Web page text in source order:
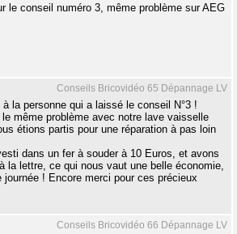
le conseil numéro 3, même problème sur AEG
Conseils Bricovidéo 65 Dépannage LV
à la personne qui a laissé le conseil N°3 !
le même problème avec notre lave vaisselle
étions partis pour une réparation à pas loin
dans un fer à souder à 10 Euros, et avons
la lettre, ce qui nous vaut une belle économie,
journée ! Encore merci pour ces précieux
Conseils Bricovidéo 66 Dépannage LV